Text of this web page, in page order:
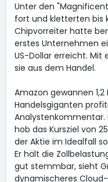
Unter den
fort und kletterten bis
Chipvorreiter hatte
erstes Unternehmen
US-Dollar erreicht. Mit
sie aus dem Handel.
Amazon gewannen 1,2
Handelsgiganten
Analystenkommentar.
hob das Kursziel von
der Aktie im Idealfall
Er hält die
gut stemmbar, sieht
dynamischeres